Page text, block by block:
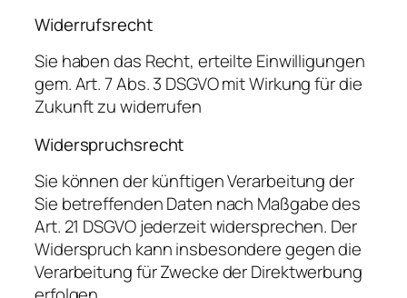
Widerrufsrecht
Sie haben das Recht, erteilte Einwilligungen
gem. Art. 7 Abs. 3 DSGVO mit Wirkung für die
Zukunft zu widerrufen
Widerspruchsrecht
Sie können der künftigen Verarbeitung der
Sie betreffenden Daten nach Maßgabe des
Art. 21 DSGVO jederzeit widersprechen. Der
Widerspruch kann insbesondere gegen die
Verarbeitung für Zwecke der Direktwerbung